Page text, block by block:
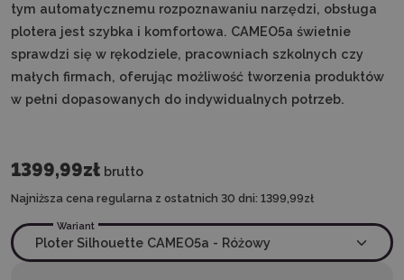
tym automatycznemu rozpoznawaniu narzędzi, obsługa
plotera jest szybka i komfortowa. CAMEO5a świetnie
sprawdzi się w rękodziele, pracowniach szkolnych czy
małych firmach, oferując możliwość tworzenia produktów
w pełni dopasowanych do indywidualnych potrzeb.
1399,99zł brutto
Najniższa cena regularna z ostatnich 30 dni: 1399,99zł
Wariant